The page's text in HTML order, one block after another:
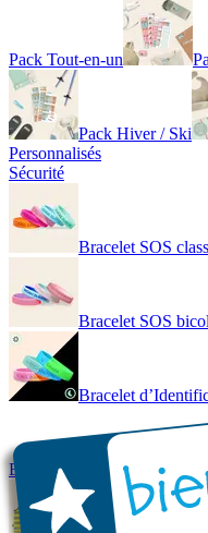
Pack Tout-en-un
Pack Hiver / Ski
Personnalisés
Sécurité
Bracelet SOS
Bracelet SOS
Bracelet
Bracelet personnalisé élégant